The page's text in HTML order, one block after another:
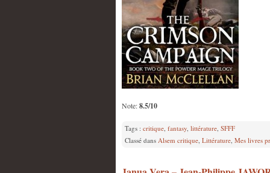
Note:8.5/10
Tags : critique fantasy littérature SFFF
Classé dans Alsem critique Littérature Mes livres